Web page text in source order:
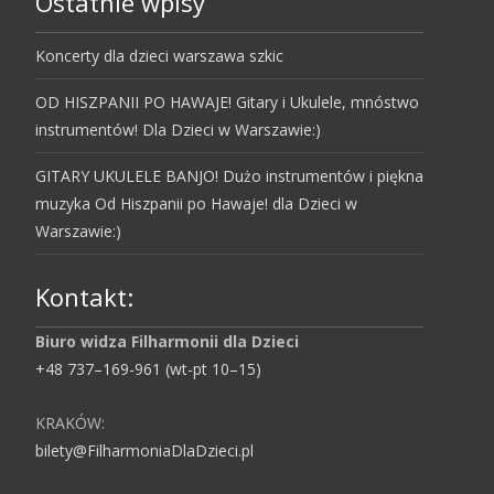
Koncerty dla dzieci warszawa szkic
OD HISZPANII PO HAWAJE! Gitary i Ukulele, mnóstwo
instrumentów! Dla Dzieci w Warszawie:)
GITARY UKULELE BANJO! Dużo instrumentów i piękna
muzyka Od Hiszpanii po Hawaje! dla Dzieci w
Warszawie:)
Kontakt:
Biuro widza Filharmonii dla Dzieci
+48 737–169-961 (wt-pt 10–15)
KRAKÓW:
bilety@FilharmoniaDlaDzieci.pl